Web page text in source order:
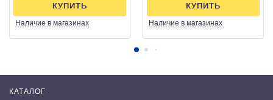
Наличие в магазинах
КУПИТЬ
Наличие в магазинах
КУПИТЬ
КАТАЛОГ